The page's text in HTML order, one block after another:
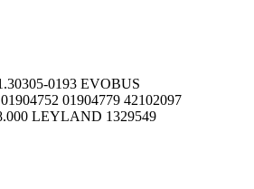
0193 EVOBUS
01904779 42102097
LEYLAND 1329549